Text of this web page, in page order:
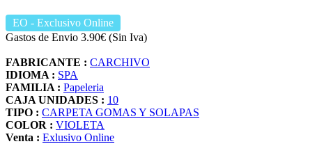
EO - Exclusivo Online
Gastos de Envio 3.90€ (Sin Iva)
FABRICANTE : CARCHIVO
IDIOMA : SPA
FAMILIA : Papeleria
CAJA UNIDADES : 10
TIPO : CARPETA GOMAS Y SOLAPAS
COLOR : VIOLETA
Venta : Exlusivo Online